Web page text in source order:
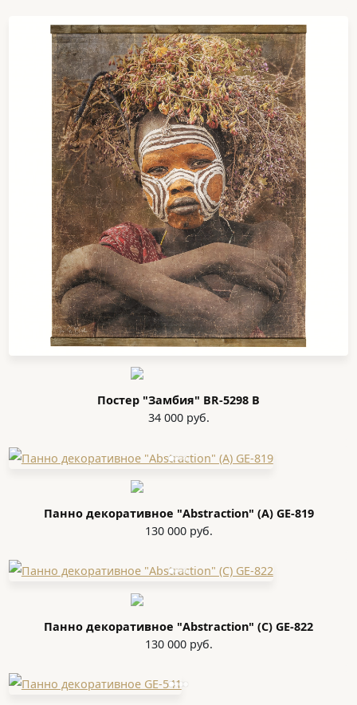
Постер "Замбия" BR-5298 B
34 000 руб.
Панно декоративное "Abstraction" (A) GE-819
130 000 руб.
Панно декоративное "Abstraction" (С) GE-822
130 000 руб.